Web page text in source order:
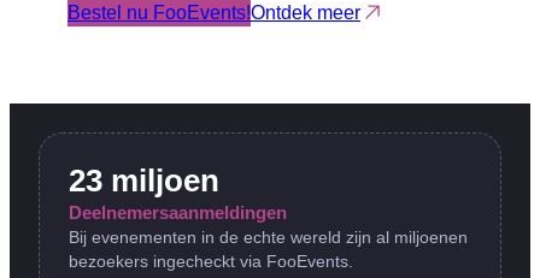
Bestel nu FooEvents!Ontdek meer
23 miljoen
Deelnemersaanmeldingen
Bij evenementen in de echte wereld zijn al miljoenen
bezoekers ingecheckt via FooEvents.